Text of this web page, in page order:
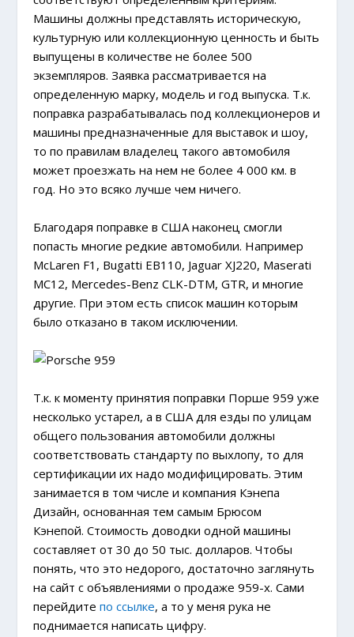
Машины должны представлять историческую,
культурную или коллекционную ценность и быть
выпущены в количестве не более 500
экземпляров. Заявка рассматривается на
определенную марку, модель и год выпуска. Т.к.
поправка разрабатывалась под коллекционеров и
машины предназначенные для выставок и шоу,
то по правилам владелец такого автомобиля
может проезжать на нем не более 4 000 км. в
год. Но это всяко лучше чем ничего.
Благодаря поправке в США наконец смогли
попасть многие редкие автомобили. Например
McLaren F1, Bugatti EB110, Jaguar XJ220, Maserati
MC12, Mercedes-Benz CLK-DTM, GTR, и многие
другие. При этом есть список машин которым
было отказано в таком исключении.
Т.к. к моменту принятия поправки Порше 959 уже
несколько устарел, а в США для езды по улицам
общего пользования автомобили должны
соответствовать стандарту по выхлопу, то для
сертификации их надо модифицировать. Этим
занимается в том числе и компания Кэнепа
Дизайн, основанная тем самым Брюсом
Кэнепой. Стоимость доводки одной машины
составляет от 30 до 50 тыс. долларов. Чтобы
понять, что это недорого, достаточно заглянуть
на сайт с объявлениями о продаже 959-х. Сами
перейдитепо ссылке, а то у меня рука не
поднимается написать цифру.